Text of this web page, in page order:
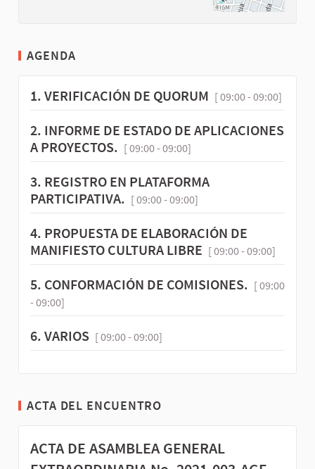
AGENDA
1. VERIFICACIÓN DE QUORUM [ 09:00 - 09:00]
2. INFORME DE ESTADO DE APLICACIONES
A PROYECTOS. [ 09:00 - 09:00]
3. REGISTRO EN PLATAFORMA
PARTICIPATIVA. [ 09:00 - 09:00]
4. PROPUESTA DE ELABORACIÓN DE
MANIFIESTO CULTURA LIBRE [ 09:00 - 09:00]
5. CONFORMACIÓN DE COMISIONES. [ 09:00
- 09:00]
6. VARIOS [ 09:00 - 09:00]
ACTA DEL ENCUENTRO
ACTA DE ASAMBLEA GENERAL